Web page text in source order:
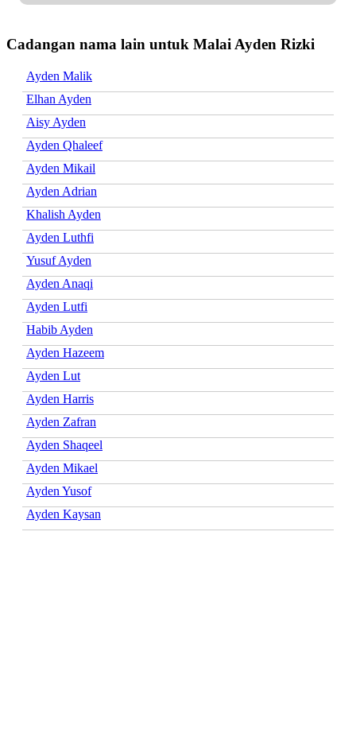
Cadangan nama lain untuk Malai Ayden Rizki
Ayden Malik
Elhan Ayden
Aisy Ayden
Ayden Qhaleef
Ayden Mikail
Ayden Adrian
Khalish Ayden
Ayden Luthfi
Yusuf Ayden
Ayden Anaqi
Ayden Lutfi
Habib Ayden
Ayden Hazeem
Ayden Lut
Ayden Harris
Ayden Zafran
Ayden Shaqeel
Ayden Mikael
Ayden Yusof
Ayden Kaysan